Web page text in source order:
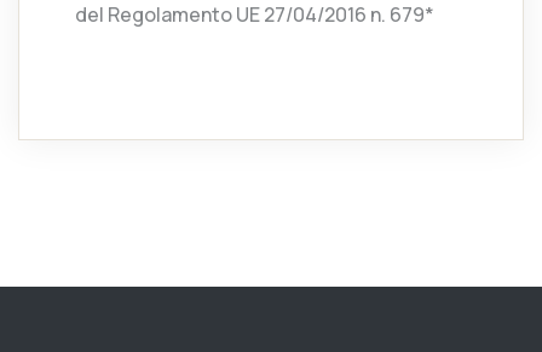
del Regolamento UE 27/04/2016 n. 679*